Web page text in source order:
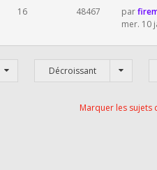
16 48467 par
mer. 10
Décroissant
Marquer les sujets